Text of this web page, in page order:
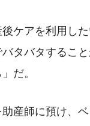
ケアを利用し
タバタするこ
だ。
産師に預け、